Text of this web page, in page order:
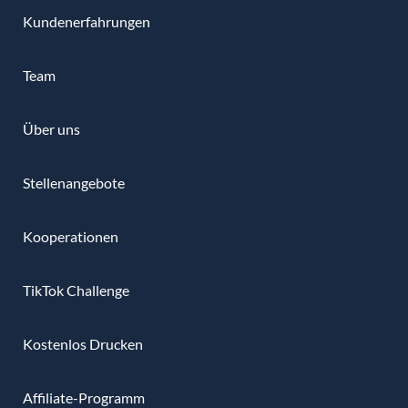
Kundenerfahrungen
Team
Über uns
Stellenangebote
Kooperationen
TikTok Challenge
Kostenlos Drucken
Affiliate-Programm